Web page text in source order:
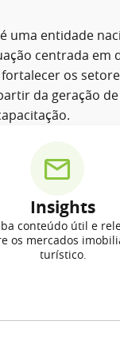
uma entidade
centrada em
os
da geração
Insights
conteúdo útil e
os mercados
turístico.